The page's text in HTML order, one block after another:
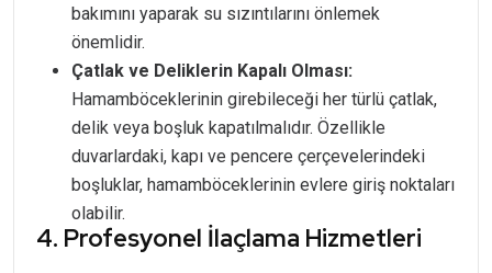
bakımını yaparak su sızıntılarını önlemek
önemlidir.
Çatlak ve Deliklerin Kapalı Olması:
Hamamböceklerinin girebileceği her türlü çatlak,
delik veya boşluk kapatılmalıdır. Özellikle
duvarlardaki, kapı ve pencere çerçevelerindeki
boşluklar, hamamböceklerinin evlere giriş noktaları
olabilir.
4. Profesyonel İlaçlama Hizmetleri